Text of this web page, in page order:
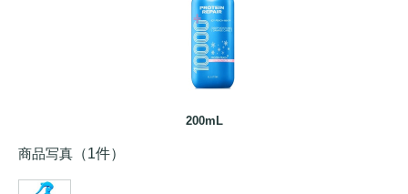
200mL
商品写真 （1件）